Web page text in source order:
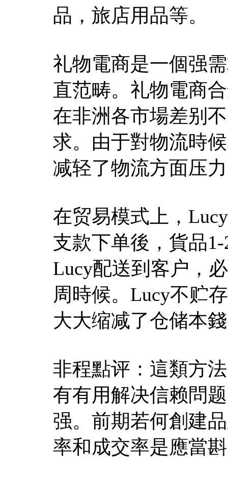
品，旅店用品等。
礼物電商是一個强
直范畴。礼物電商
在非洲各市場差别
求。由于對物流時
减轻了物流方面压
在贸易模式上，
支款下单後，貨品
Lucy配送到客户，
周時候。Lucy不贮
大大缩减了仓储本
非程點评：這類方
有有用解决信赖問
强。前期若何創建
率和成交率是應當